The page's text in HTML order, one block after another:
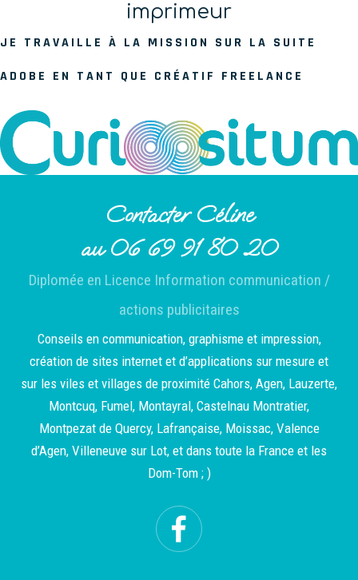
imprimeur
JE TRAVAILLE À LA MISSION SUR LA SUITE
ADOBE EN TANT QUE CRÉATIF FREELANCE
Contacter Céline
au 06 69 91 80 20
Diplomée en Licence Information communication /
actions publicitaires
Conseils en communication, graphisme et impression,
création de sites internet et d’applications sur mesure et
sur les viles et villages de proximité Cahors, Agen, Lauzerte,
Montcuq, Fumel, Montayral, Castelnau Montratier,
Montpezat de Quercy, Lafrançaise, Moissac, Valence
d’Agen, Villeneuve sur Lot, et dans toute la France et les
Dom-Tom ; )